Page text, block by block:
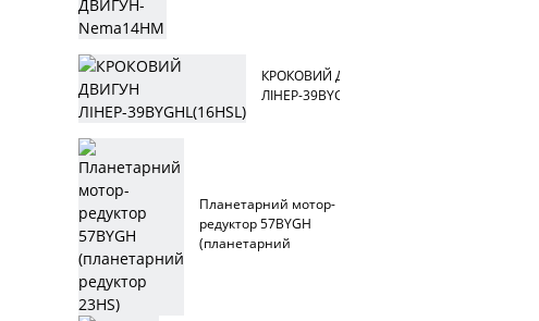
КРОКОВИЙ ДВИГУН
ЛІНЕР-39BYGHL(16HSL)
Планетарний мотор-
редуктор 57BYGH
(планетарний